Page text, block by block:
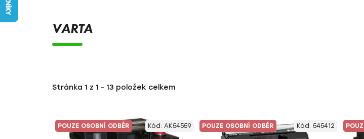
VARTA
Stránka 1 z 1 - 13 položek celkem
V
ýPOUZE OSOBNÍ ODBĚR Kód: AK54559 POUZE OSOBNÍ ODBĚR Kód: 545412